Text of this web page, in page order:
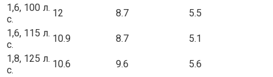
1,6, 100 л.
с.
12 8.7
5.5
1,6, 115 л.
с.
10.9 8.7
5.1
1,8, 125 л.
с.
10.6 9.6
5.6